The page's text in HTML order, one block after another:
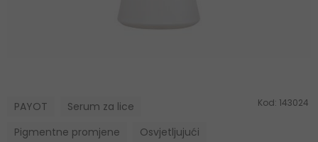
PAYOT
Serum za lice
Pigmentne promjene
Osvjetljujući
Kod: 143024